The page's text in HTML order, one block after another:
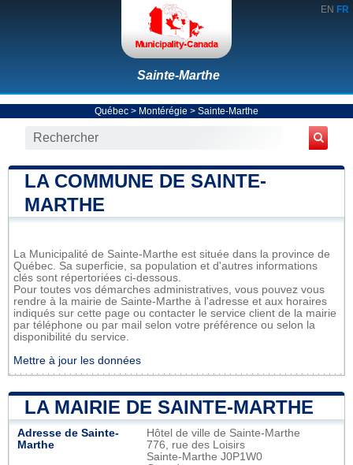
EN FR
Sainte-Marthe
Québec > Montérégie > Sainte-Marthe
LA COMMUNE DE SAINTE-
MARTHE
La Municipalité de Sainte-Marthe est située dans la province de
Québec. Sa superficie, sa population et d'autres informations
clés sont répertoriées ci-dessous.
Pour toutes vos démarches administratives, vous pouvez vous
rendre à la mairie de Sainte-Marthe à l'adresse et aux horaires
indiqués sur cette page ou contacter le service client de la mairie
par téléphone ou par mail selon votre préférence ou selon la
disponibilité du service.
Mettre à jour les données
LA MAIRIE DE SAINTE-MARTHE
Adresse de Sainte-
Marthe
Hôtel de ville de Sainte-Marthe
776, rue des Loisirs
Sainte-Marthe J0P1W0